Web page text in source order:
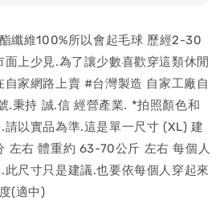
纖維100%所以會起毛球 歷經2-30
上少見.為了讓少數喜歡穿這類休閒
自家網路上賣 #台灣製造 自家工廠自
.秉持 誠.信 經營產業. *拍照顏色和
以實品為準.這是單一尺寸 (XL) 建
左右 體重約 63-70公斤 左右 每個人
尺寸只是建議.也要依每個人穿起來
(適中)